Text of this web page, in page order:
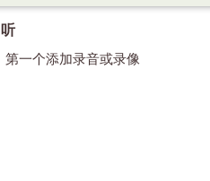
听
第一个添加录音或录像